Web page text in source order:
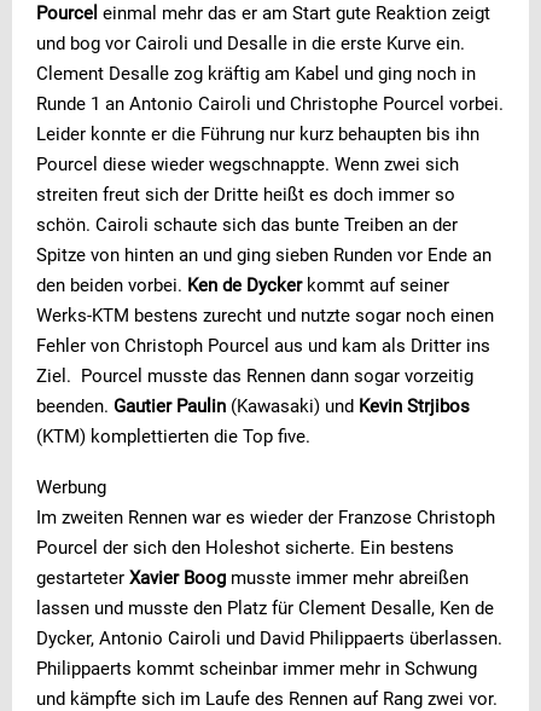
Pourcel einmal mehr das er am Start gute Reaktion zeigt
und bog vor Cairoli und Desalle in die erste Kurve ein.
Clement Desalle zog kräftig am Kabel und ging noch in
Runde 1 an Antonio Cairoli und Christophe Pourcel vorbei.
Leider konnte er die Führung nur kurz behaupten bis ihn
Pourcel diese wieder wegschnappte. Wenn zwei sich
streiten freut sich der Dritte heißt es doch immer so
schön. Cairoli schaute sich das bunte Treiben an der
Spitze von hinten an und ging sieben Runden vor Ende an
den beiden vorbei. Ken de Dyckerkommt auf seiner
Werks-KTM bestens zurecht und nutzte sogar noch einen
Fehler von Christoph Pourcel aus und kam als Dritter ins
Ziel. Pourcel musste das Rennen dann sogar vorzeitig
beenden. Gautier Paulin (Kawasaki) und Kevin Strjibos
(KTM) komplettierten die Top five.
Werbung
Im zweiten Rennen war es wieder der Franzose Christoph
Pourcel der sich den Holeshot sicherte. Ein bestens
gestarteter Xavier Boog musste immer mehr abreißen
lassen und musste den Platz für Cle­ment Des­al­le, Ken de
Dy­cker, An­to­nio Cai­ro­li und Da­vid Phil­ip­paerts überlassen.
Philippaerts kommt scheinbar immer mehr in Schwung
und kämpfte sich im Laufe des Rennen auf Rang zwei vor.